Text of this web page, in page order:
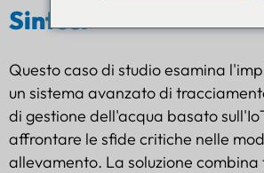
Sintesi
Questo caso di studio esamina
un sistema avanzato di
di gestione dell'acqua basato
affrontare le sfide critiche nelle
allevamento. La soluzione